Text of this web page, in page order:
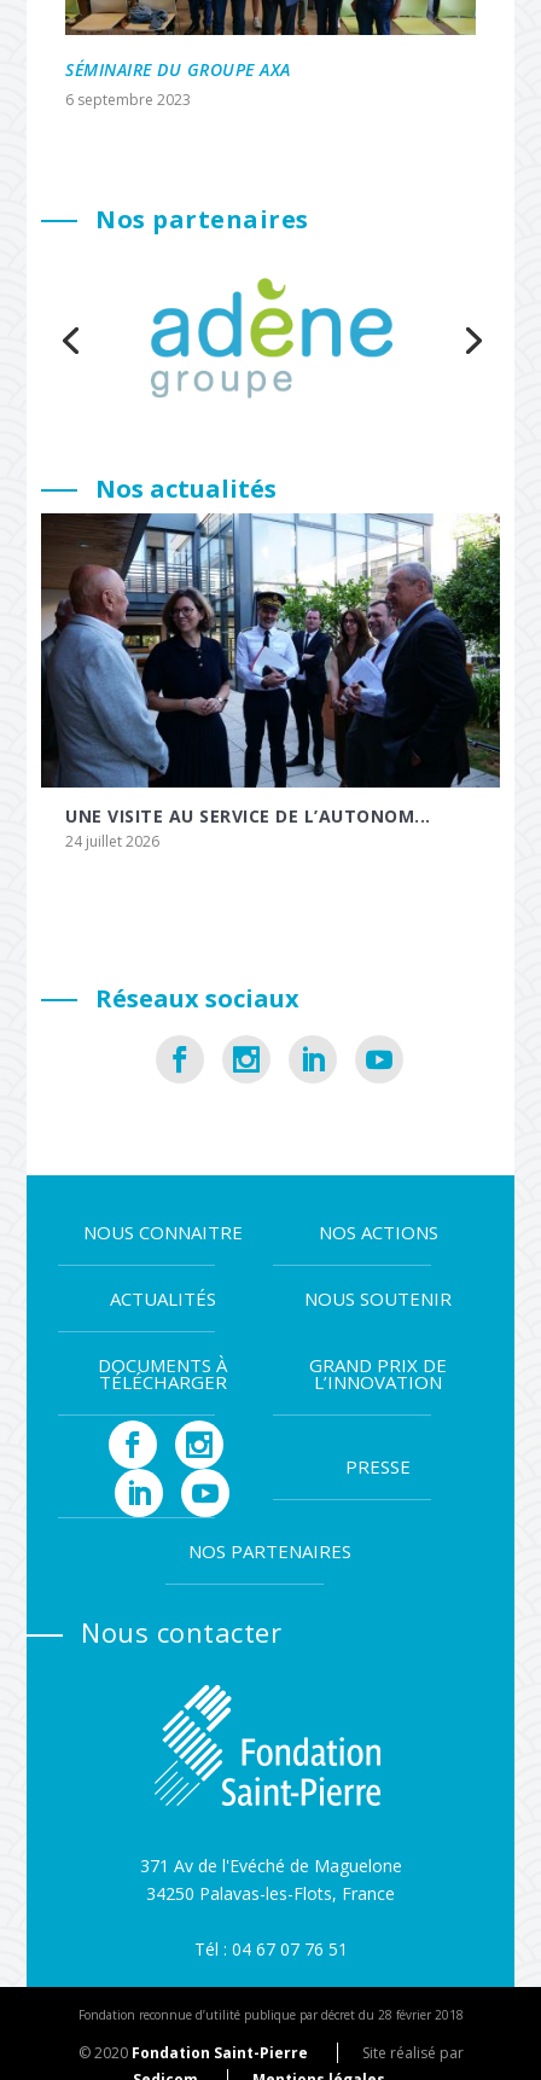
SÉMINAIRE DU GROUPE AXA
6 septembre 2023
Nos partenaires
Nos actualités
UNE VISITE AU SERVICE DE L’AUTONOM...
24 juillet 2026
Réseaux sociaux
NOUS CONNAITRE NOS ACTIONS
ACTUALITÉS NOUS SOUTENIR
DOCUMENTS À
TÉLÉCHARGER
GRAND PRIX DE
L’INNOVATION
PRESSE
NOS PARTENAIRES
Nous contacter
371 Av de l'Evéché de Maguelone
34250 Palavas-les-Flots, France
Tél : 04 67 07 76 51
Fondation reconnue d’utilité publique par décret du 28 février 2018
© 2020 Fondation Saint-Pierre
Site réalisé par